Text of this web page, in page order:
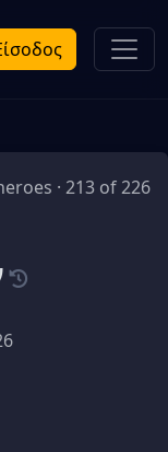
· 213 of 226